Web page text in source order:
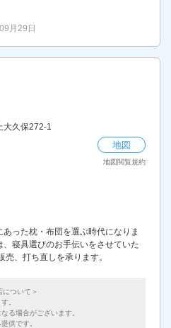
月29日
大久保272-1
地図
地図閲覧規約
った枕・布団を選ぶ時代になりま
寝具選びのお手伝いをさせていた
、打ち直しを承ります。
について＞
。
る場合がございます。
供です。